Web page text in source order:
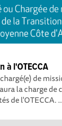
à l'OTECCA
de
la charge
de l'OTECCA.